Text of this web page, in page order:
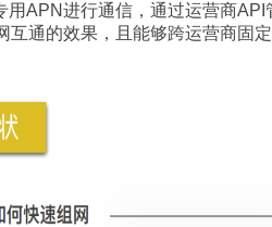
APN进行通信，通过运营商
互通的效果，且能够跨运营商固